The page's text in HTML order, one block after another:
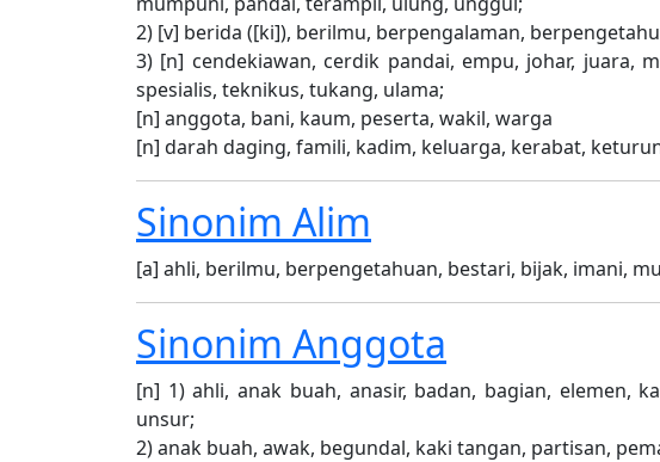
2) [v] berida ([ki]), berilmu, berpengalaman,
3) [n] cendekiawan, cerdik pandai, empu, johar, juara,
spesialis, teknikus, tukang, ulama;
[n] anggota, bani, kaum, peserta, wakil, warga
[n] darah daging, famili, kadim, keluarga, kerabat,
Sinonim Alim
[a] ahli, berilmu, berpengetahuan, bestari, bijak, imani,
Sinonim Anggota
[n] 1) ahli, anak buah, anasir, badan, bagian, elemen,
unsur;
2) anak buah, awak, begundal, kaki tangan, partisan,